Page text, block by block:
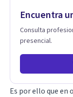
padres que
primer paso hacia
agenda tu sesión
Encuentra
Consulta
presencial.
Es por ello que en